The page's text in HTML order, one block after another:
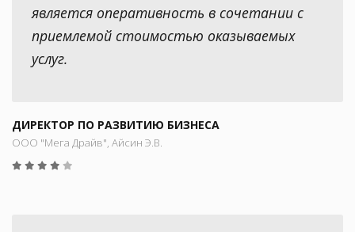
является оперативность в сочетании с
приемлемой стоимостью оказываемых
услуг.
ДИРЕКТОР ПО РАЗВИТИЮ БИЗНЕСА
ООО "Мега Драйв", Айсин Э.В.